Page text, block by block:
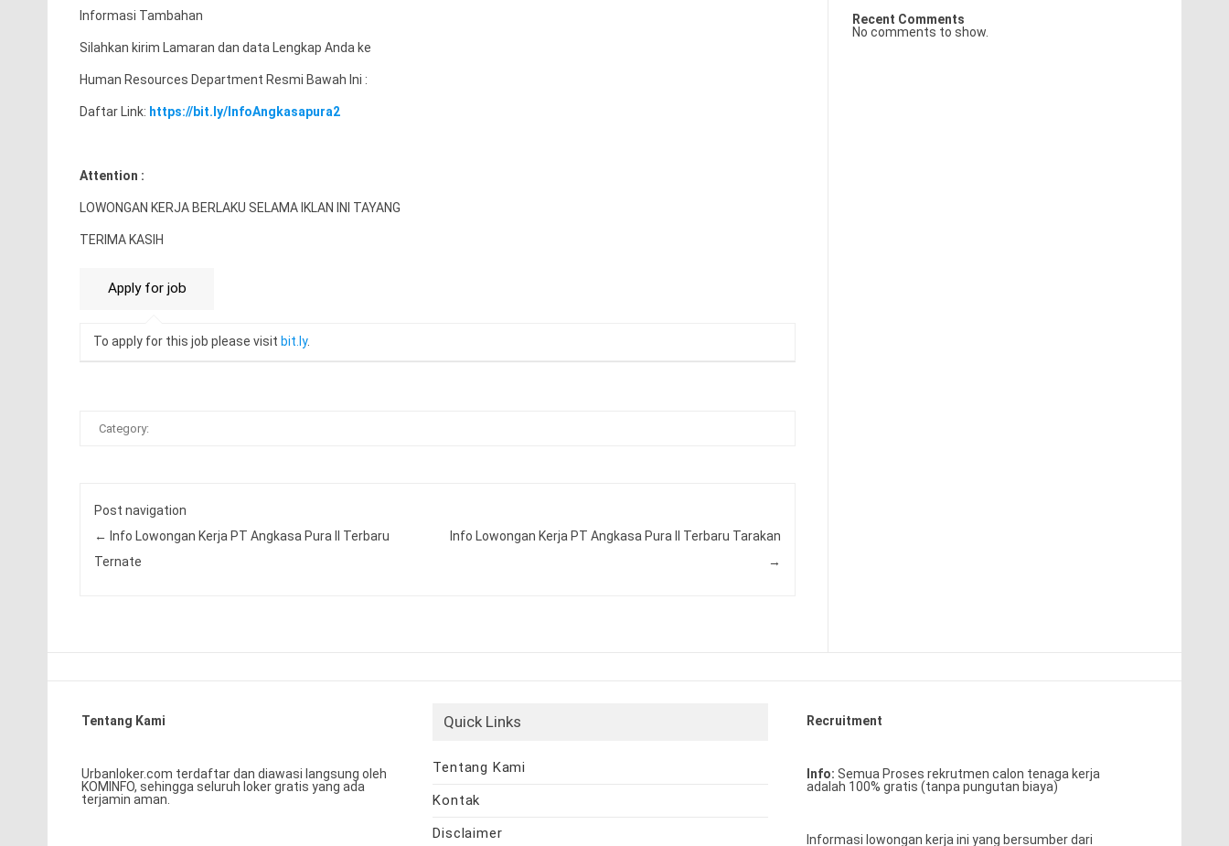
Informasi Tambahan
Silahkan kirim Lamaran dan data Lengkap Anda ke
Human Resources Department Resmi Bawah Ini :
Daftar Link: https://bit.ly/InfoAngkasapura2
Attention :
LOWONGAN KERJA BERLAKU SELAMA IKLAN INI TAYANG
TERIMA KASIH
To apply for this job please visit bit.ly.
Category:
Post navigation
← Info Lowongan Kerja PT Angkasa Pura II Terbaru
Ternate
Info Lowongan Kerja PT Angkasa Pura II Terbaru Tarakan
→
Recent Comments
No comments to show.
Tentang Kami
Urbanloker.com terdaftar dan diawasi langsung oleh
KOMINFO, sehingga seluruh loker gratis yang ada
terjamin aman.
Quick Links
Tentang Kami
Kontak
Disclaimer
Recruitment
Info: Semua Proses rekrutmen calon tenaga kerja
adalah 100% gratis (tanpa pungutan biaya)
Informasi lowongan kerja ini yang bersumber dari